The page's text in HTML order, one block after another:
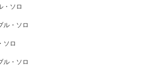
・ソロ
ル・ソロ
ソロ
ル・ソロ